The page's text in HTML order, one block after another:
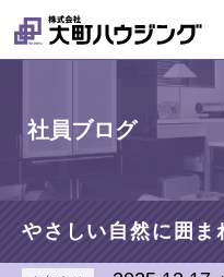
社員ブログ
やさしい自然に囲ま